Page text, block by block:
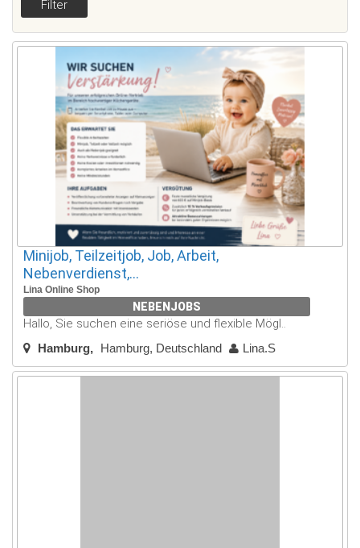
Minijob, Teilzeitjob, Job, Arbeit,
Nebenverdienst,...
Lina Online Shop
NEBENJOBS
Hallo, Sie suchen eine seriöse und flexible Mögl..
Hamburg Hamburg, Deutschland Lina.S